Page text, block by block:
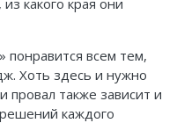
какого края они
понравится всем тем,
Хоть здесь и нужно
провал также зависит и
каждого